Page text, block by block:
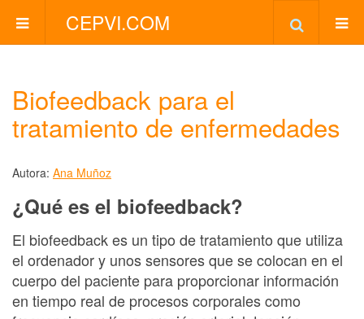
CEPVI.COM
Biofeedback para el
tratamiento de enfermedades
Autora: Ana Muñoz
¿Qué es el biofeedback?
El biofeedback es un tipo de tratamiento que utiliza
el ordenador y unos sensores que se colocan en el
cuerpo del paciente para proporcionar información
en tiempo real de procesos corporales como